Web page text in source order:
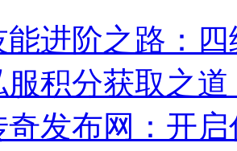
能进阶之路：
服积分获取之
奇发布网：开